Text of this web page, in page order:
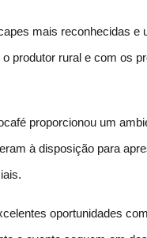
mais reconhecidas
produtor rural e com os
proporcionou um
à disposição para
oportunidades